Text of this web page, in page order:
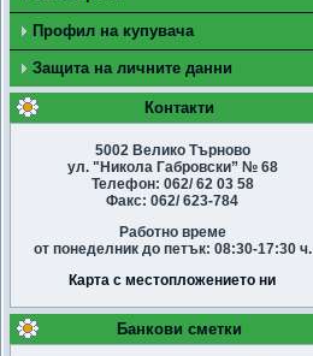
Профил на купувача
Защита на личните данни
Контакти
5002 Велико Търново
ул. "Никола Габровски” № 68
Телефон: 062/ 62 03 58
Факс: 062/ 623-784
Работно време
от понеделник до петък: 08:30-17:30 ч.
Карта с местопложението ни
Банкови сметки